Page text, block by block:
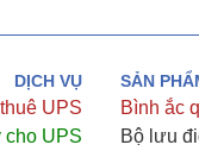
DỊCH VỤ
UPS
cho UPS
SẢN
Bình ắc
Bộ lưu